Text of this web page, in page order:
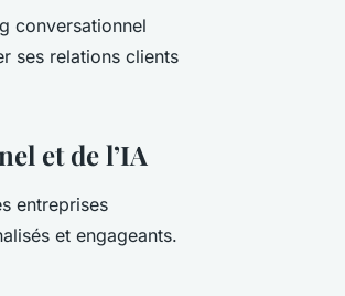
conversationnel
ses relations clients
et de l’IA
entreprises
et engageants.